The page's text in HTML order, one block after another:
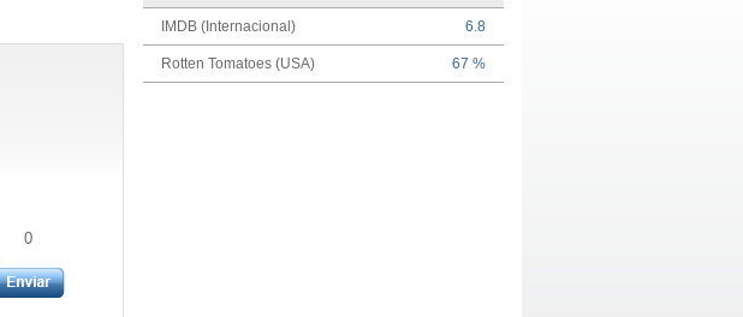
0
IMDB (Internacional) 6.8
Rotten Tomatoes (USA) 67 %